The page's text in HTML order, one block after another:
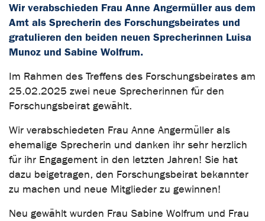
Wir verabschieden Frau Anne Angermüller aus dem
Amt als Sprecherin des Forschungsbeirates und
gratulieren den beiden neuen Sprecherinnen Luisa
Munoz und Sabine Wolfrum.
Im Rahmen des Treffens des Forschungsbeirates am
25.02.2025 zwei neue Sprecherinnen für den
Forschungsbeirat gewählt.
Wir verabschiedeten Frau Anne Angermüller als
ehemalige Sprecherin und danken ihr sehr herzlich
für ihr Engagement in den letzten Jahren! Sie hat
dazu beigetragen, den Forschungsbeirat bekannter
zu machen und neue Mitglieder zu gewinnen!
Neu gewählt wurden Frau Sabine Wolfrum und Frau